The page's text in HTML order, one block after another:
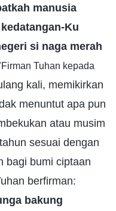
manusia
Ku
si naga merah
Tuhan kepada
kali, memikirkan
menuntut apa pun
atau musim
sesuai dengan
bagi bumi ciptaan
berfirman:
bakung